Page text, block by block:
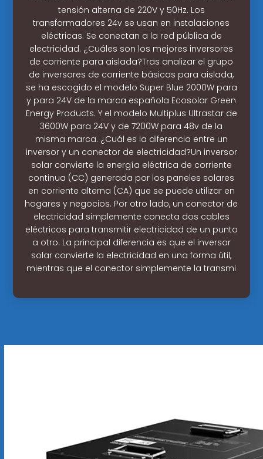
tensión alterna de 220V y 50Hz. Los
transformadores 24v se usan en instalaciones
eléctricas. Se conectan a la red pública de
electricidad. ¿Cuáles son los mejores inversores
de corriente para aislada?Tras analizar el grupo
de inversores de corriente básicos para aislada,
se ha escogido el modelo Super Blue 2000W para
y para 24V de la marca española Ecosolar Green
Energy Products. Y el modelo Multiplus Ultrastar de
3600W para 24V y de 7200W para 48v de la
misma marca. ¿Cuál es la diferencia entre un
inversor y un conector de electricidad?Un inversor
solar convierte la energía eléctrica de corriente
continua (CC) generada por los paneles solares
en corriente alterna (CA) que se puede utilizar en
hogares y negocios. Por otro lado, un conector de
electricidad simplemente conecta dos cables
eléctricos para transmitir electricidad de un punto
a otro. La principal diferencia es que el inversor
solar convierte la electricidad en una forma útil,
mientras que el conector simplemente la transmi